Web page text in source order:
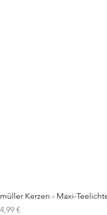
müller Kerzen - Maxi-
Preis
4,99 €